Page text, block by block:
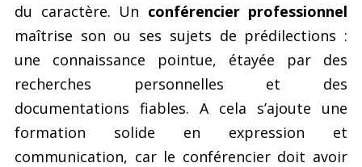
du caractère. Un conférencier professionnel
maîtrise son ou ses sujets de prédilections :
une connaissance pointue, étayée par des
recherches personnelles et des
documentations fiables. A cela s’ajoute une
formation solide en expression et
communication, car le conférencier doit avoir